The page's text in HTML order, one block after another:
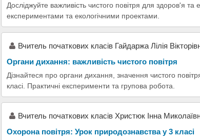
Досліджуйте важливість чистого повітря для здоров'я та
експериментами та екологічними проектами.
Вчитель початкових класів Гайдаржа Лілія
Органи дихання: важливість чистого повітря
Дізнайтеся про органи дихання, значення чистого
класі. Практичні експерименти та групова робота.
Вчитель початкових класів Христюк Інна
Охорона повітря: Урок природознавства у 3 класі